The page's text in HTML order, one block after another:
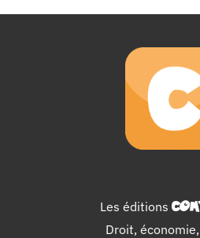
Les éditions
Droit,